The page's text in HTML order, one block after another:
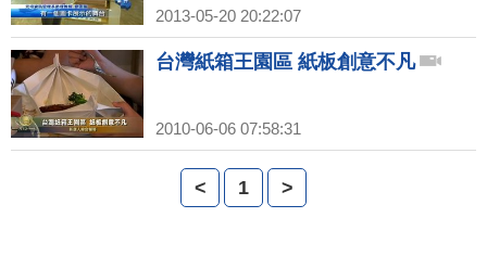
2013-05-20 20:22:07
台灣紙箱王園區 紙板創意不凡
2010-06-06 07:58:31
< 1 >